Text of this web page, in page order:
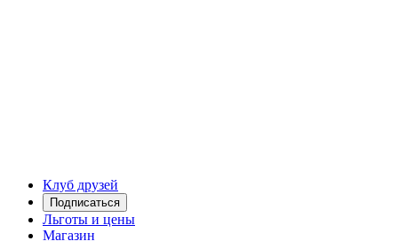
Клуб друзей
Подписаться
Льготы и цены
Магазин